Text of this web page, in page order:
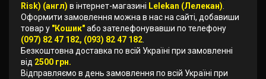
Risk) (англ) в інтернет-магазині Lelekan (Лелекан)
Оформити замовлення можна в нас на сайті, добавиши
товар у "Кошик"або зателефонувавши по телефону
(097) 82 47 182, (093) 82 47 182
Безкоштовна доставка по всій Україні при замовленні
від 2500 грн.
Відправляємо в день замовлення по всій Україні при